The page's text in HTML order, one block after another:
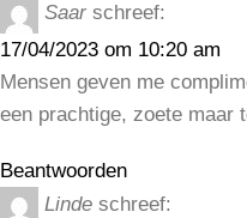
Saar schreef:
17/04/2023 om 10:20 am
Mensen geven me
een prachtige, zoete maar
Beantwoorden
Linde schreef: